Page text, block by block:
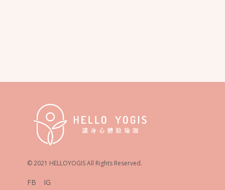
© 2021 HELLOYOGIS All Rights Reserved.
FB
IG